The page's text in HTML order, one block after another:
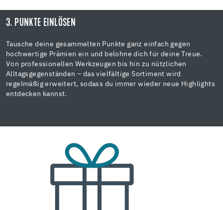
3. PUNKTE EINLÖSEN
Tausche deine gesammelten Punkte ganz einfach gegen
hochwertige Prämien ein und belohne dich für deine Treue.
Von professionellen Werkzeugen bis hin zu nützlichen
Alltagsgegenständen – das vielfältige Sortiment wird
regelmäßig erweitert, sodass du immer wieder neue Highlights
entdecken kannst.